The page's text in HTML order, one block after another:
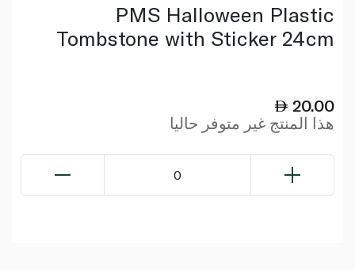
PMS Halloween Plastic
Tombstone with Sticker 24cm
20.00
هذا المنتج غير متوفر حاليا
0